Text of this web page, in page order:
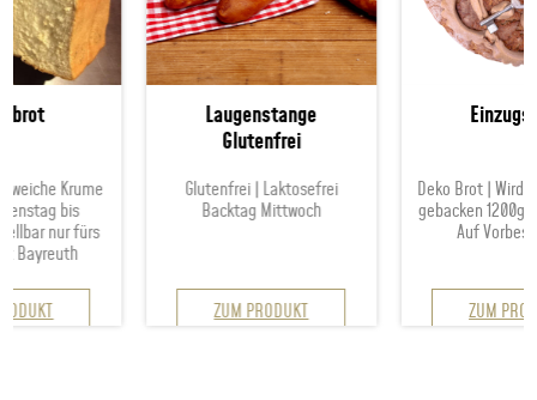
fürs
Laugenstange
Glutenfrei
Glutenfrei | Laktosefrei
Backtag Mittwoch
ZUM PRODUKT
Einzugsbrot
Deko Brot | Wird extra für
gebacken 1200g Laib
Auf Vorbestellung
ZUM PRODUKT